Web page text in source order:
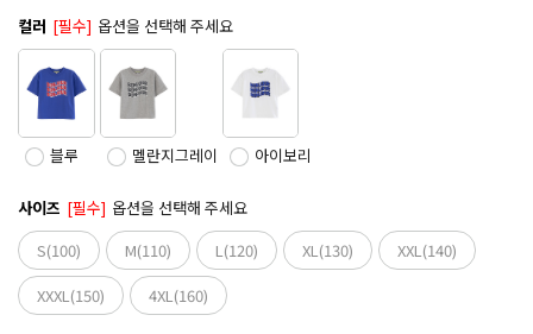
컬러 [필수] 옵션을 선택해 주세요
블루 멜란지그레이 아이보리
사이즈 [필수] 옵션을 선택해 주세요
S(100)
M(110) L(120) XL(130)
XXL(140)
XXXL(150)
4XL(160)